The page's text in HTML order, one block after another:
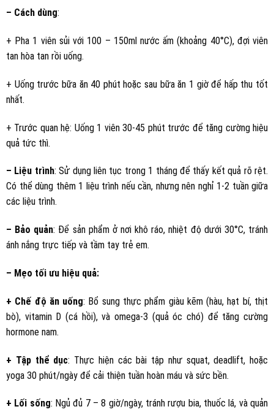
– Cách dùng:
+ Pha 1 viên sủi với 100 – 150ml nước ấm (khoảng 40°C), đợi viên
tan hòa tan rồi uống.
+ Uống trước bữa ăn 40 phút hoặc sau bữa ăn 1 giờ để hấp thu tốt
nhất.
+ Trước quan hệ: Uống 1 viên 30-45 phút trước để tăng cường hiệu
quả tức thì.
– Liệu trình: Sử dụng liên tục trong 1 tháng để thấy kết quả rõ rệt.
Có thể dùng thêm 1 liệu trình nếu cần, nhưng nên nghỉ 1-2 tuần giữa
các liệu trình.
– Bảo quản: Để sản phẩm ở nơi khô ráo, nhiệt độ dưới 30°C, tránh
ánh nắng trực tiếp và tầm tay trẻ em.
– Mẹo tối ưu hiệu quả:
+ Chế độ ăn uống: Bổ sung thực phẩm giàu kẽm (hàu, hạt bí, thịt
bò), vitamin D (cá hồi), và omega-3 (quả óc chó) để tăng cường
hormone nam.
+ Tập thể dục: Thực hiện các bài tập như squat, deadlift, hoặc
yoga 30 phút/ngày để cải thiện tuần hoàn máu và sức bền.
+ Lối sống: Ngủ đủ 7 – 8 giờ/ngày, tránh rượu bia, thuốc lá, và quản